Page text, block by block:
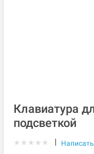
Клавиатура
подсветкой
★ ★ ★ ★ ★ |